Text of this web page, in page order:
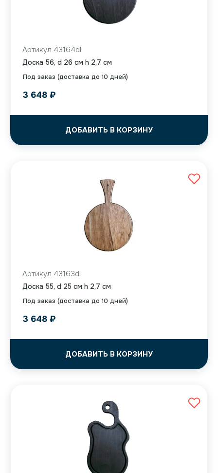
Под заказ (доставка до 10 дней)
Артикул 43164dl
Доска 56, d 26 см h 2,7 см
3 648 ₽
ДОБАВИТЬ В КОРЗИНУ
Под заказ (доставка до 10 дней)
Артикул 43163dl
Доска 55, d 25 см h 2,7 см
3 648 ₽
ДОБАВИТЬ В КОРЗИНУ